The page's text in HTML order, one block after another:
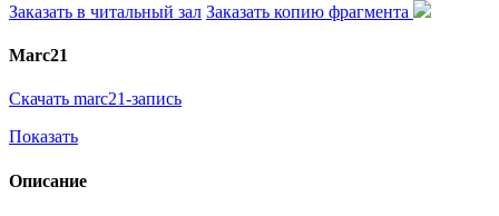
Заказать в читальный зал Заказать копию фрагмента
Marc21
Скачать marc21-запись
Показать
Описание